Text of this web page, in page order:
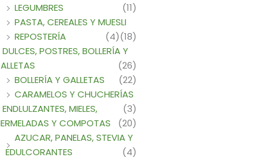
LEGUMBRES
(11)
PASTA, CEREALES Y MUESLI
(18)
REPOSTERÍA
(4)
DULCES, POSTRES, BOLLERÍA Y
(26)
BOLLERÍA Y GALLETAS
(22)
CARAMELOS Y CHUCHERÍAS
(3)
ENDLULZANTES, MIELES,
Y COMPOTAS
(20)
AZUCAR, PANELAS, STEVIA Y
EDULCORANTES
(4)